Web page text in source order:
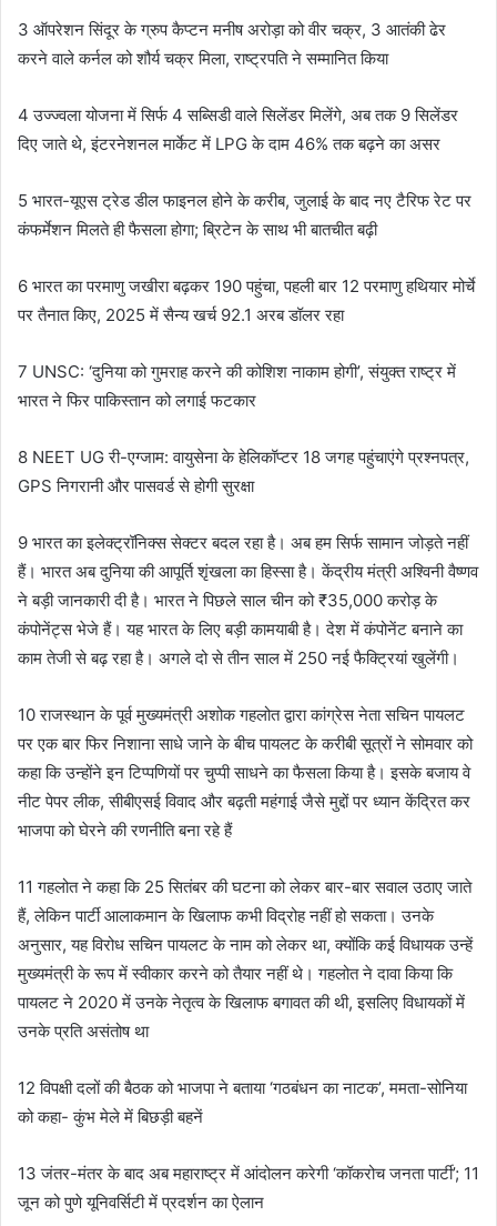
3 ऑपरेशन सिंदूर के ग्रुप कैप्टन मनीष अरोड़ा को वीर चक्र, 3 आतंकी ढेर
करने वाले कर्नल को शौर्य चक्र मिला, राष्ट्रपति ने सम्मानित किया
4 उज्ज्वला योजना में सिर्फ 4 सब्सिडी वाले सिलेंडर मिलेंगे, अब तक 9 सिलेंडर
दिए जाते थे, इंटरनेशनल मार्केट में LPG के दाम 46% तक बढ़ने का असर
5 भारत-यूएस ट्रेड डील फाइनल होने के करीब, जुलाई के बाद नए टैरिफ रेट पर
कंफर्मेशन मिलते ही फैसला होगा; ब्रिटेन के साथ भी बातचीत बढ़ी
6 भारत का परमाणु जखीरा बढ़कर 190 पहुंचा, पहली बार 12 परमाणु हथियार मोर्चे
पर तैनात किए, 2025 में सैन्य खर्च 92.1 अरब डॉलर रहा
7 UNSC: ‘दुनिया को गुमराह करने की कोशिश नाकाम होगी’, संयुक्त राष्ट्र में
भारत ने फिर पाकिस्तान को लगाई फटकार
8 NEET UG री-एग्जाम: वायुसेना के हेलिकॉप्टर 18 जगह पहुंचाएंगे प्रश्नपत्र,
GPS निगरानी और पासवर्ड से होगी सुरक्षा
9 भारत का इलेक्ट्रॉनिक्स सेक्टर बदल रहा है। अब हम सिर्फ सामान जोड़ते नहीं
हैं। भारत अब दुनिया की आपूर्ति शृंखला का हिस्सा है। केंद्रीय मंत्री अश्विनी वैष्णव
ने बड़ी जानकारी दी है। भारत ने पिछले साल चीन को ₹35,000 करोड़ के
कंपोनेंट्स भेजे हैं। यह भारत के लिए बड़ी कामयाबी है। देश में कंपोनेंट बनाने का
काम तेजी से बढ़ रहा है। अगले दो से तीन साल में 250 नई फैक्ट्रियां खुलेंगी।
10 राजस्थान के पूर्व मुख्यमंत्री अशोक गहलोत द्वारा कांग्रेस नेता सचिन पायलट
पर एक बार फिर निशाना साधे जाने के बीच पायलट के करीबी सूत्रों ने सोमवार को
कहा कि उन्होंने इन टिप्पणियों पर चुप्पी साधने का फैसला किया है। इसके बजाय वे
नीट पेपर लीक, सीबीएसई विवाद और बढ़ती महंगाई जैसे मुद्दों पर ध्यान केंद्रित कर
भाजपा को घेरने की रणनीति बना रहे हैं
11 गहलोत ने कहा कि 25 सितंबर की घटना को लेकर बार-बार सवाल उठाए जाते
हैं, लेकिन पार्टी आलाकमान के खिलाफ कभी विद्रोह नहीं हो सकता। उनके
अनुसार, यह विरोध सचिन पायलट के नाम को लेकर था, क्योंकि कई विधायक उन्हें
मुख्यमंत्री के रूप में स्वीकार करने को तैयार नहीं थे। गहलोत ने दावा किया कि
पायलट ने 2020 में उनके नेतृत्व के खिलाफ बगावत की थी, इसलिए विधायकों में
उनके प्रति असंतोष था
12 विपक्षी दलों की बैठक को भाजपा ने बताया ‘गठबंधन का नाटक’, ममता-सोनिया
को कहा- कुंभ मेले में बिछड़ी बहनें
13 जंतर-मंतर के बाद अब महाराष्ट्र में आंदोलन करेगी ‘कॉकरोच जनता पार्टी’; 11
जून को पुणे यूनिवर्सिटी में प्रदर्शन का ऐलान